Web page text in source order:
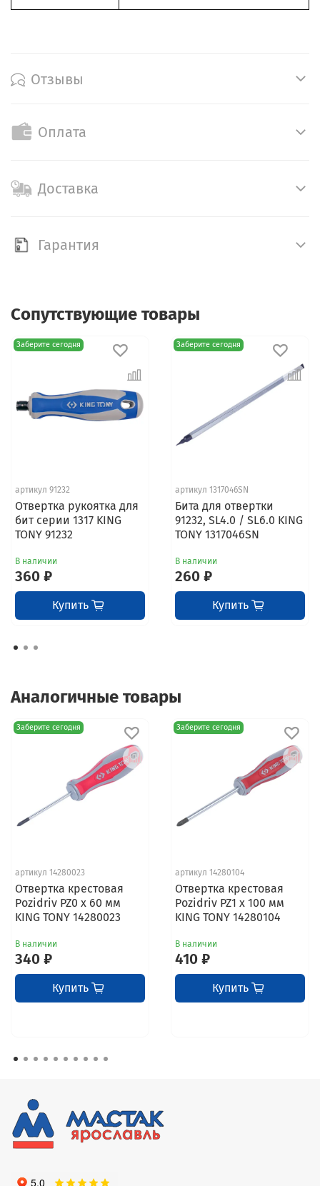
Отзывы
Оплата
Доставка
Гарантия
Сопутствующие товары
Заберите сегодня
артикул 91232
Отвертка рукоятка для
бит серии 1317 KING
TONY 91232
В наличии
360 ₽
Купить
Заберите сегодня
артикул 1317046SN
Бита для отвертки
91232, SL4.0 / SL6.0 KING
TONY 1317046SN
В наличии
260 ₽
Купить
Аналогичные товары
Заберите сегодня
артикул 14280023
Отвертка крестовая
Pozidriv PZ0 x 60 мм
KING TONY 14280023
В наличии
340 ₽
Купить
Заберите сегодня
артикул 14280104
Отвертка крестовая
Pozidriv PZ1 x 100 мм
KING TONY 14280104
В наличии
410 ₽
Купить